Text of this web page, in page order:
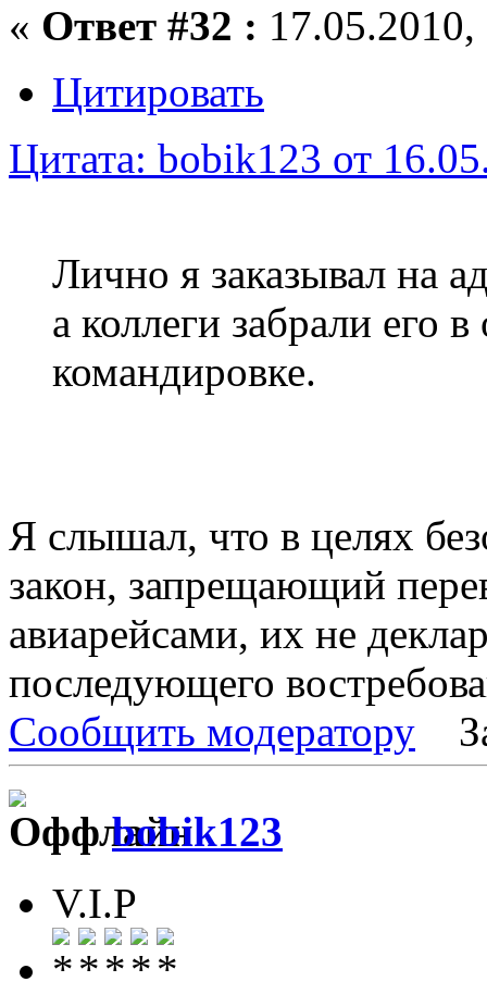
« Ответ #32 :
Цитировать
Цитата: bobik123 от
Лично я заказывал на
а коллеги забрали его
командировке.
Я слышал, что в целях
закон, запрещающий
авиарейсами, их не
последующего
Сообщить модератору
bobik123
V.I.P